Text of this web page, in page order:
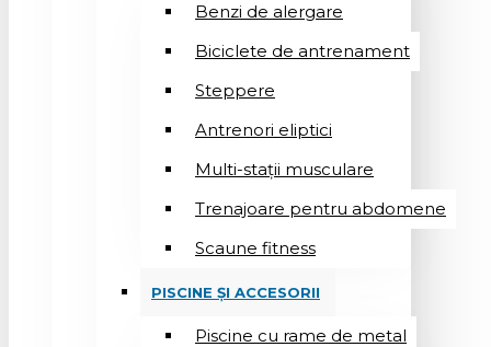
Benzi de alergare
Biciclete de antrenament
Steppere
Antrenori eliptici
Multi-stații musculare
Trenajoare pentru abdomene
Scaune fitness
PISCINE ȘI ACCESORII
Piscine cu rame de metal